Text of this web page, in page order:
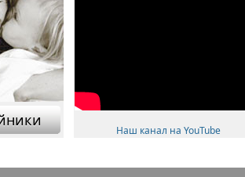
Наш канал на YouTube